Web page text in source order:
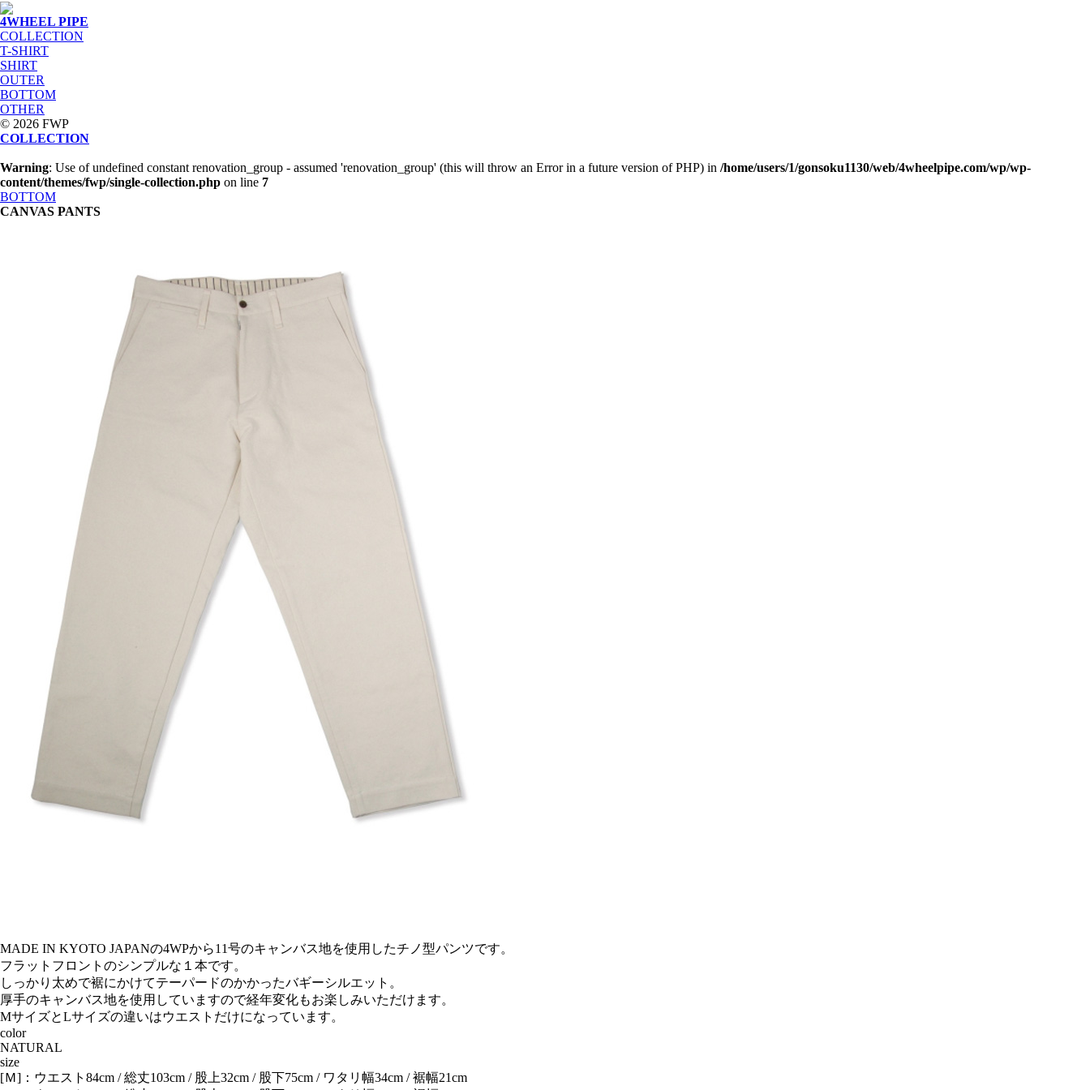
4WHEEL PIPE
COLLECTION
T-SHIRT
SHIRT
OUTER
BOTTOM
OTHER
© 2026 FWP
COLLECTION
Warning: Use of undefined constant renovation_group - assumed 'renovation_group' (this will throw an Error in a future version of PHP) in /home/users/1/gonsoku1130/web/4wheelpipe.com/wp/wp-
content/themes/fwp/single-collection.php on line 7
BOTTOM
CANVAS PANTS
MADE IN KYOTO JAPANの4WPから11号のキャンバス地を使用したチノ型パンツです。
フラットフロントのシンプルな１本です。
しっかり太めで裾にかけてテーパードのかかったバギーシルエット。
厚手のキャンバス地を使用していますので経年変化もお楽しみいただけます。
MサイズとLサイズの違いはウエストだけになっています。
color
NATURAL
size
[Ｍ]：ウエスト84cm / 総丈103cm / 股上32cm / 股下75cm / ワタリ幅34cm / 裾幅21cm